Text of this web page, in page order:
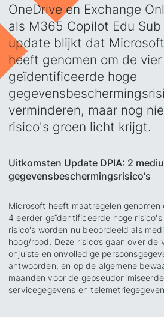
OneDrive en Exchange
als M365 Copilot Edu
update blijkt dat
heeft genomen om de
geïdentificeerde hoge
verminderen, maar nog
risico's groen licht krijgt.
Uitkomsten Update DPIA: 2
gegevensbeschermingsrisico's
Microsoft heeft maatregelen
4 eerder geïdentificeerde hoge
risico's worden nu beoordeeld als
hoog/rood. Deze risico’s gaan over de
onjuiste en onvolledige
antwoorden, en op de algemene
maanden voor de
servicegegevens en